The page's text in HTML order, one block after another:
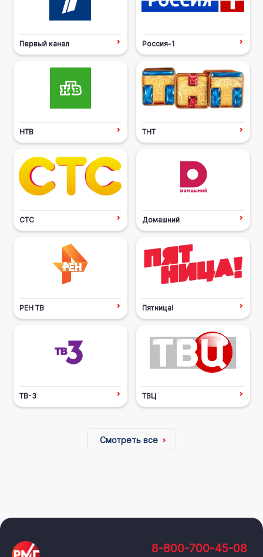
Первый канал Россия-1
НТВ ТНТ
СТС Домашний
РЕН ТВ Пятница!
ТВ-3 ТВЦ
Смотреть все
8-800-700-45-08